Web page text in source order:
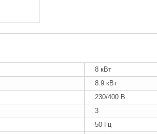
8 кВт
8.9 кВт
230/400 В
3
50 Гц